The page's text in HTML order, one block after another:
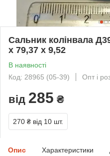
Сальник колінвала
х 79,37 х 9,52
В наявності
Код: 28965 (05-39)
Опт і
від 285 ₴
270 ₴ від 10 шт.
Опис Характеристики